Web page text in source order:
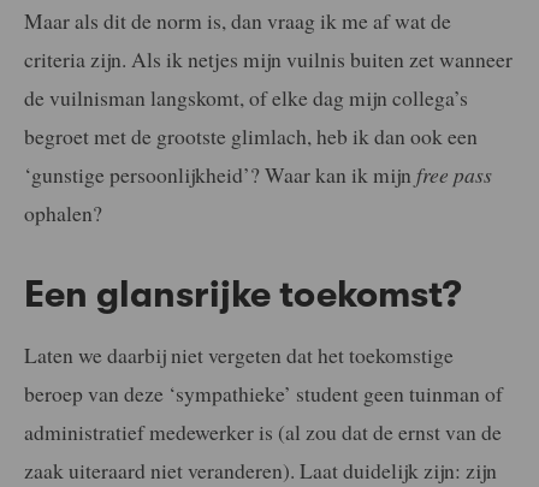
Maar als dit de norm is, dan vraag ik me af wat de
criteria zijn. Als ik netjes mijn vuilnis buiten zet wanneer
de vuilnisman langskomt, of elke dag mijn collega’s
begroet met de grootste glimlach, heb ik dan ook een
‘gunstige persoonlijkheid’? Waar kan ik mijn free pass
ophalen?
Een glansrijke toekomst?
Laten we daarbij niet vergeten dat het toekomstige
beroep van deze ‘sympathieke’ student geen tuinman of
administratief medewerker is (al zou dat de ernst van de
zaak uiteraard niet veranderen). Laat duidelijk zijn: zijn